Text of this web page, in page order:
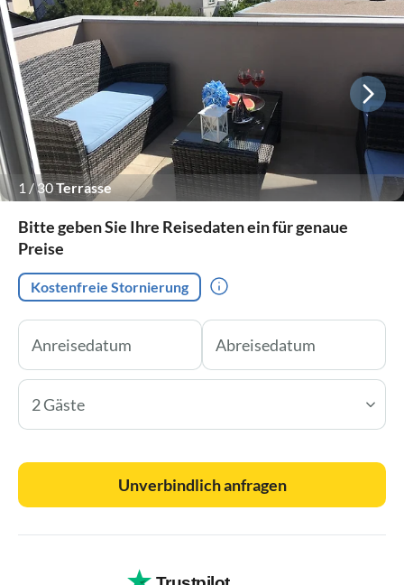
1 /30Terrasse
Bitte geben Sie Ihre Reisedaten ein für genaue
Preise
Kostenfreie Stornierung
2 Gäste
Unverbindlich anfragen